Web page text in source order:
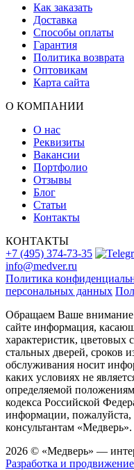
Как заказать
Доставка
Способы оплаты
Гарантия
Политика возврата
Оптовикам
Карта сайта
О КОМПАНИИ
О нас
Реквизиты
Вакансии
Портфолио
Отзывы
Блог
Статьи
Контакты
КОНТАКТЫ
+7 (495) 374-73-35
info@medver.ru
Политика
персональных данных
Обращаем Ваше внимание
сайте информация,
характеристик, цветовых
стальных дверей, сроков
обслуживания носит
каких условиях не
определяемой
кодекса Российской
информации, пожалуйста,
консультантам «Медверь».
2026 © «Медверь» —
Разработка и